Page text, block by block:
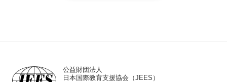
公益財団法人
日本国際教育支援協会（JEES）